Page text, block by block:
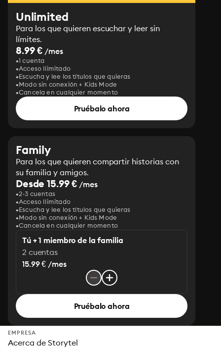
Unlimited
Para los que quieren escuchar y leer sin
límites.
8.99 € /mes
1 cuenta
Acceso Ilimitado
Escucha y lee los títulos que quieras
Modo sin conexión + Kids Mode
Cancela en cualquier momento
Pruébalo ahora
Family
Para los que quieren compartir historias con
su familia y amigos.
Desde 15.99 € /mes
2-3 cuentas
Acceso Ilimitado
Escucha y lee los títulos que quieras
Modo sin conexión + Kids Mode
Cancela en cualquier momento
Tú + 1 miembro de la familia
2 cuentas
15.99 € /mes
Pruébalo ahora
EMPRESA
Acerca de Storytel